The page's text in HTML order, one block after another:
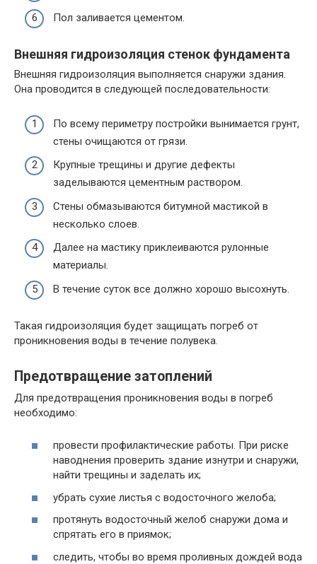
Пол заливается цементом.
Внешняя гидроизоляция стенок фундамента
Внешняя гидроизоляция выполняется снаружи здания.
Она проводится в следующей последовательности:
По всему периметру постройки вынимается грунт,
стены очищаются от грязи.
Крупные трещины и другие дефекты
заделываются цементным раствором.
Стены обмазываются битумной мастикой в
несколько слоев.
Далее на мастику приклеиваются рулонные
материалы.
В течение суток все должно хорошо высохнуть.
Такая гидроизоляция будет защищать погреб от
проникновения воды в течение полувека.
Предотвращение затоплений
Для предотвращения проникновения воды в погреб
необходимо:
провести профилактические работы. При риске
наводнения проверить здание изнутри и снаружи,
найти трещины и заделать их;
убрать сухие листья с водосточного желоба;
протянуть водосточный желоб снаружи дома и
спрятать его в приямок;
следить, чтобы во время проливных дождей вода